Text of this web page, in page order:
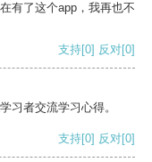
有了这个app，我再也不
支持[0] 反对[0]
习者交流学习心得。
支持[0] 反对[0]